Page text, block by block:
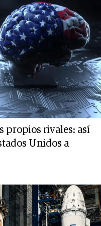
propios rivales: así
Unidos a